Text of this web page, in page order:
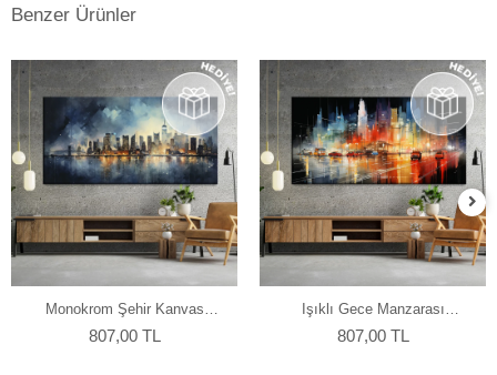
Benzer Ürünler
Monokrom Şehir Kanvas
Tablo
807,00 TL
Işıklı Gece Manzarası
Kanvas Tablo
807,00 TL